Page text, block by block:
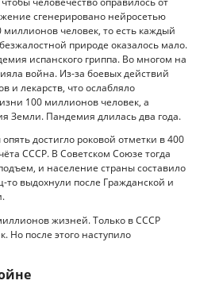
сгенерировано нейросетью
человек, то есть каждый
природе оказалось мало.
испанского гриппа. Во многом на
война. Из-за боевых действий
и лекарств, что ослабляло
100 миллионов человек, а
Земли. Пандемия длилась два года.
достигло роковой отметки в 400
СССР. В Советском Союзе тогда
и население страны составило
выдохнули после Гражданской и
жизней. Только в СССР
Но после этого наступило